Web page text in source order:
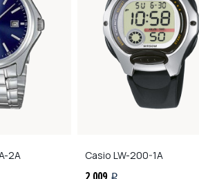
2A Casio LW-200-1A
i